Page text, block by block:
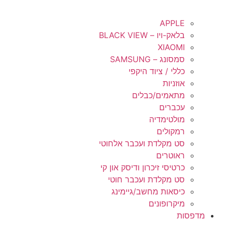
APPLE
בלאק-ויו – BLACK VIEW
XIAOMI
סמסונג – SAMSUNG
כללי / ציוד היקפי
אוזניות
מתאמים/כבלים
עכברים
מולטימדיה
רמקולים
סט מקלדת ועכבר אלחוטי
ראוטרים
כרטיסי זיכרון ודיסק און קי
סט מקלדת ועכבר חוטי
כיסאות מחשב/גיימינג
מיקרופונים
מדפסות